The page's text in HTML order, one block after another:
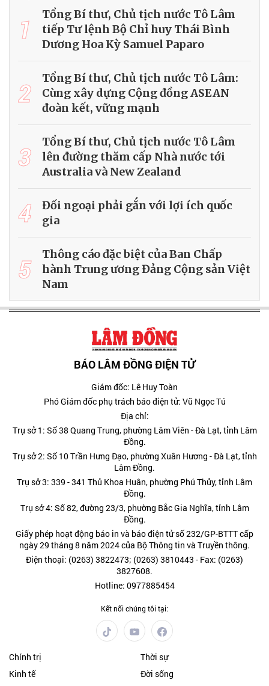
1
Tổng Bí thư, Chủ tịch nước Tô Lâm
tiếp Tư lệnh Bộ Chỉ huy Thái Bình
Dương Hoa Kỳ Samuel Paparo
2
Tổng Bí thư, Chủ tịch nước Tô Lâm:
Cùng xây dựng Cộng đồng ASEAN
đoàn kết, vững mạnh
3
Tổng Bí thư, Chủ tịch nước Tô Lâm
lên đường thăm cấp Nhà nước tới
Australia và New Zealand
4
Đối ngoại phải gắn với lợi ích quốc
gia
5
Thông cáo đặc biệt của Ban Chấp
hành Trung ương Đảng Cộng sản Việt
Nam
BÁO LÂM ĐỒNG ĐIỆN TỬ
Giám đốc: Lê Huy Toàn
Phó Giám đốc phụ trách báo điện tử: Vũ Ngọc Tú
Địa chỉ:
Trụ sở 1: Số 38 Quang Trung, phường Lâm Viên - Đà Lạt, tỉnh Lâm
Đồng.
Trụ sở 2: Số 10 Trần Hưng Đạo, phường Xuân Hương - Đà Lạt, tỉnh
Lâm Đồng.
Trụ sở 3: 339 - 341 Thủ Khoa Huân, phường Phú Thủy, tỉnh Lâm
Đồng.
Trụ sở 4: Số 82, đường 23/3, phường Bắc Gia Nghĩa, tỉnh Lâm
Đồng.
Giấy phép hoạt động báo in và báo điện tử số 232/GP-BTTT cấp
ngày 29 tháng 8 năm 2024 của Bộ Thông tin và Truyền thông.
Điện thoại: (0263) 3822473; (0263) 3810443 - Fax: (0263)
3827608.
Hotline: 0977885454
Kết nối chúng tôi tại:
Chính trị
Thời sự
Kinh tế
Đời sống